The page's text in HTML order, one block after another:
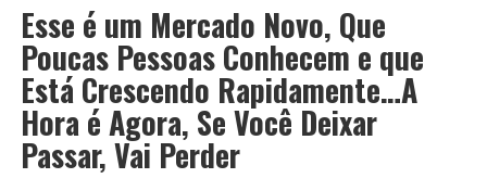
Esse é um Mercado Novo, Que
Poucas Pessoas Conhecem e que
Está Crescendo Rapidamente…A
Hora é Agora, Se Você Deixar
Passar, Vai Perder